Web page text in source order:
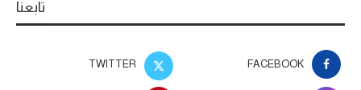
تابعنا
FACEBOOK
TWITTER